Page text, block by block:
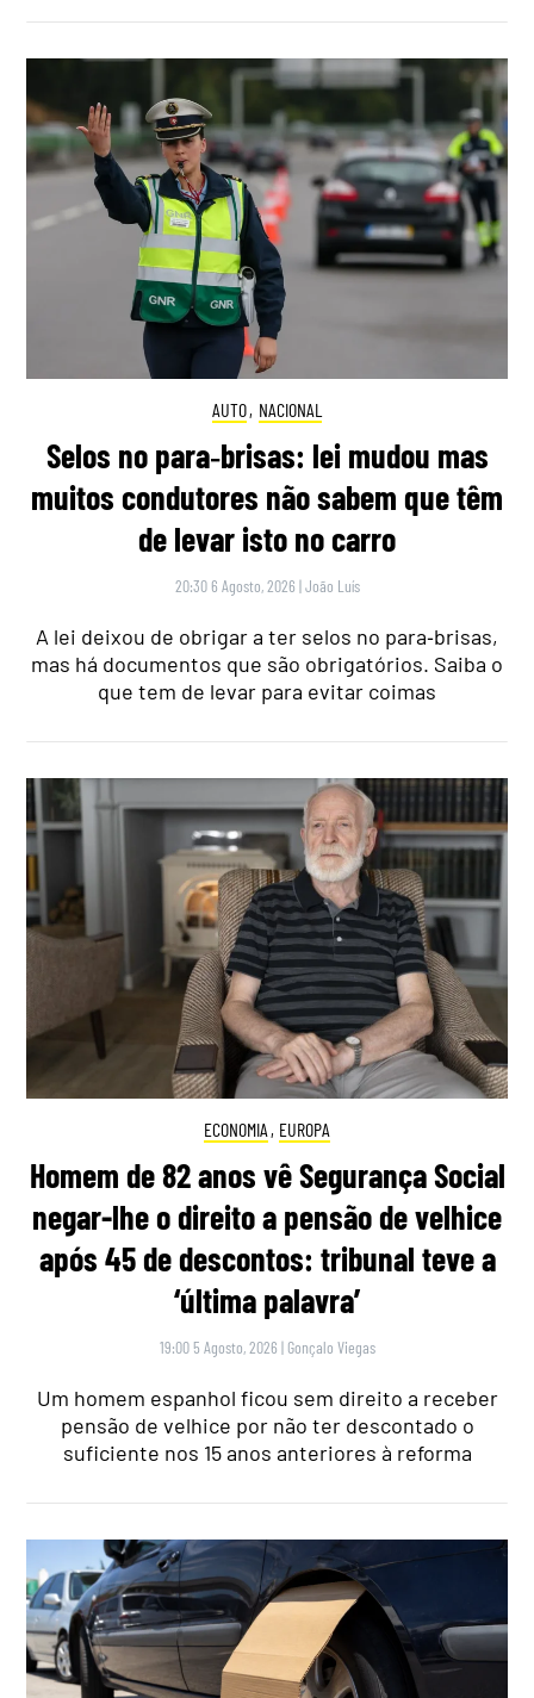
AUTO, NACIONAL
Selos no para‑brisas: lei mudou mas
muitos condutores não sabem que têm
de levar isto no carro
20:30 6 Agosto, 2026 |João Luís
A lei deixou de obrigar a ter selos no para‑brisas,
mas há documentos que são obrigatórios. Saiba o
que tem de levar para evitar coimas
ECONOMIA , EUROPA
Homem de 82 anos vê Segurança Social
negar-lhe o direito a pensão de velhice
após 45 de descontos: tribunal teve a
‘última palavra’
19:00 5 Agosto, 2026 | Gonçalo Viegas
Um homem espanhol ficou sem direito a receber
pensão de velhice por não ter descontado o
suficiente nos 15 anos anteriores à reforma